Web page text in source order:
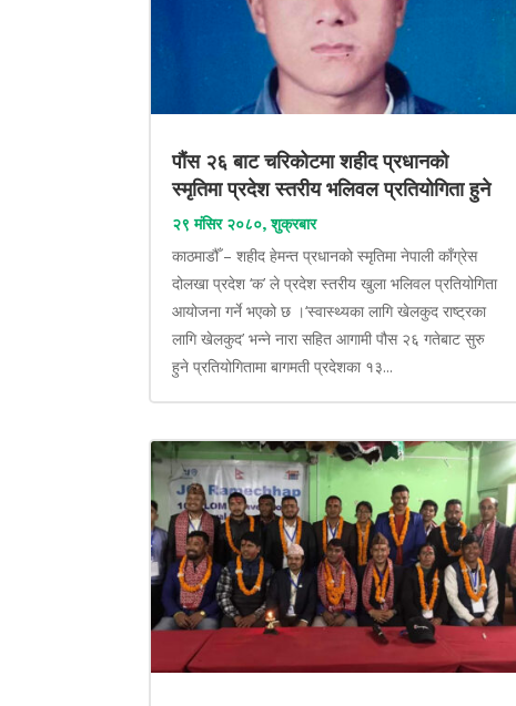
पौंस २६ बाट चरिकोटमा शहीद प्रधानको
स्मृतिमा प्रदेश स्तरीय भलिवल प्रतियोगिता हुने
२९ मंसिर २०८०, शुक्रबार
काठमाडौँ – शहीद हेमन्त प्रधानको स्मृतिमा नेपाली काँग्रेस
दोलखा प्रदेश ‘क’ ले प्रदेश स्तरीय खुला भलिवल प्रतियोगिता
आयोजना गर्ने भएको छ ।‘स्वास्थ्यका लागि खेलकुद राष्ट्रका
लागि खेलकुद’ भन्ने नारा सहित आगामी पौस २६ गतेबाट सुरु
हुने प्रतियोगितामा बागमती प्रदेशका १३...